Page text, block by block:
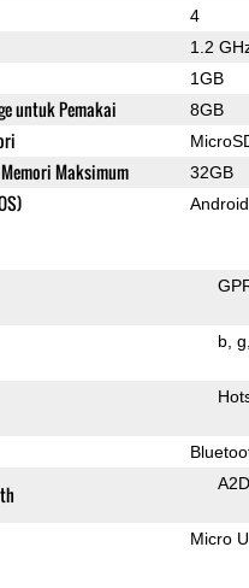
4
1.2
1GB
untuk Pemakai 8GB
Maksimum 32GB
b g
Micro